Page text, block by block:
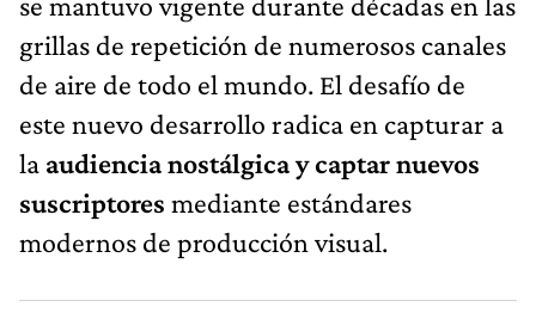
grillas de repetición de numerosos canales
de aire de todo el mundo. El desafío de
este nuevo desarrollo radica en capturar a
la audiencia nostálgica y captar nuevos
suscriptores mediante estándares
modernos de producción visual.